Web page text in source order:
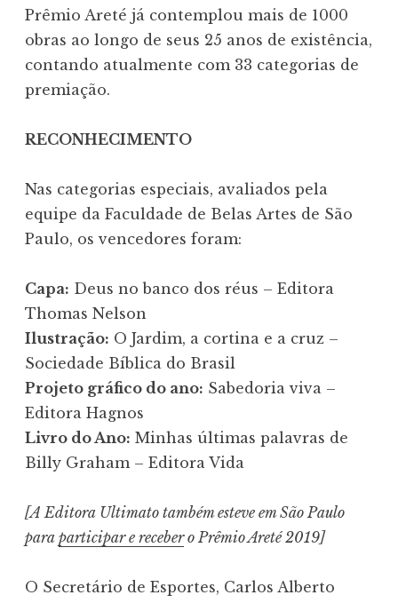
Prêmio Areté já contemplou mais de 1000
obras ao longo de seus 25 anos de existência,
contando atualmente com 33 categorias de
premiação.
RECONHECIMENTO
Nas categorias especiais, avaliados pela
equipe da Faculdade de Belas Artes de São
Paulo, os vencedores foram:
Capa: Deus no banco dos réus – Editora
Thomas Nelson
Ilustração: O Jardim, a cortina e a cruz –
Sociedade Bíblica do Brasil
Projeto gráfico do ano: Sabedoria viva –
Editora Hagnos
Livro do Ano: Minhas últimas palavras de
Billy Graham – Editora Vida
[A Editora Ultimato também esteve em São Paulo
para participar e recebero Prêmio Areté 2019]
O Secretário de Esportes, Carlos Alberto